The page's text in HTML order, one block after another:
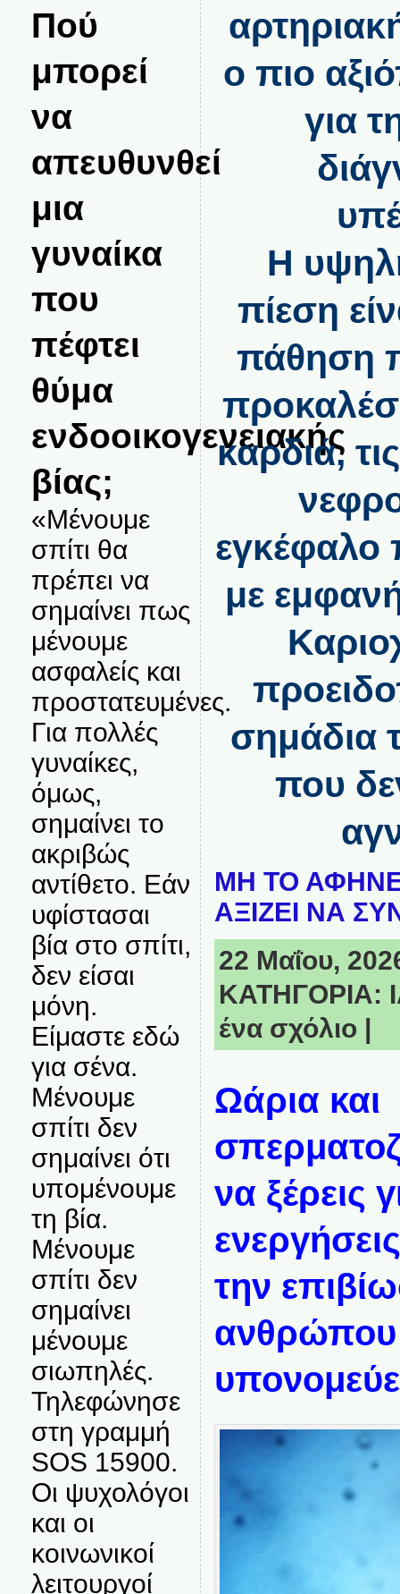
Πού
μπορεί
να
απευθυνθεί
μια
γυναίκα
που
πέφτει
θύμα
ενδοοικογενειακής
βίας;
«Μένουμε
σπίτι θα
πρέπει να
σημαίνει πως
μένουμε
ασφαλείς και
προστατευμένες.
Για πολλές
γυναίκες,
όμως,
σημαίνει το
ακριβώς
αντίθετο. Εάν
υφίστασαι
βία στο σπίτι,
δεν είσαι
μόνη.
Είμαστε εδώ
για σένα.
Μένουμε
σπίτι δεν
σημαίνει ότι
υπομένουμε
τη βία.
Μένουμε
σπίτι δεν
σημαίνει
μένουμε
σιωπηλές.
Τηλεφώνησε
στη γραμμή
SOS 15900.
Οι ψυχολόγοι
και οι
κοινωνικοί
λειτουργοί
ο πιο
για
Η
πίεση
πάθηση
καρδιά,
εγκέφαλο
με
σημάδια
που
ΜΗ ΤΟ
ΑΞΙΖΕΙ ΝΑ
22 Μαΐου,
ΚΑΤΗΓΟΡΙΑ:
ένα σχόλιο
Ωάρια και
να ξέρεις
την
ανθρώπου